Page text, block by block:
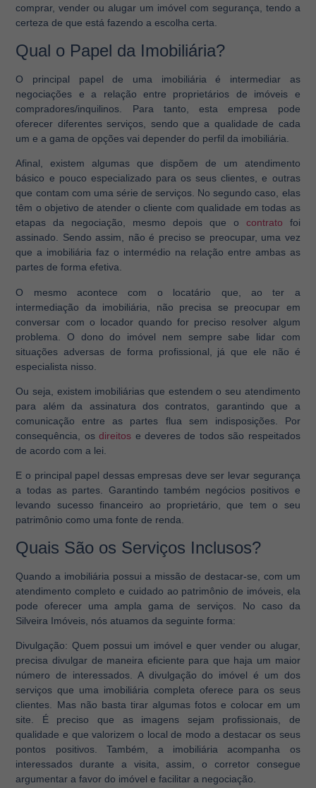
comprar, vender ou alugar um imóvel com segurança, tendo a
certeza de que está fazendo a escolha certa.
Qual o Papel da Imobiliária?
O principal papel de uma imobiliária é intermediar as
negociações e a relação entre proprietários de imóveis e
compradores/inquilinos. Para tanto, esta empresa pode
oferecer diferentes serviços, sendo que a qualidade de cada
um e a gama de opções vai depender do perfil da imobiliária.
Afinal, existem algumas que dispõem de um atendimento
básico e pouco especializado para os seus clientes, e outras
que contam com uma série de serviços. No segundo caso, elas
têm o objetivo de atender o cliente com qualidade em todas as
etapas da negociação, mesmo depois que o contrato foi
assinado. Sendo assim, não é preciso se preocupar, uma vez
que a imobiliária faz o intermédio na relação entre ambas as
partes de forma efetiva.
O mesmo acontece com o locatário que, ao ter a
intermediação da imobiliária, não precisa se preocupar em
conversar com o locador quando for preciso resolver algum
problema. O dono do imóvel nem sempre sabe lidar com
situações adversas de forma profissional, já que ele não é
especialista nisso.
Ou seja, existem imobiliárias que estendem o seu atendimento
para além da assinatura dos contratos, garantindo que a
comunicação entre as partes flua sem indisposições. Por
consequência, osdireitos e deveres de todos são respeitados
de acordo com a lei.
E o principal papel dessas empresas deve ser levar segurança
a todas as partes. Garantindo também negócios positivos e
levando sucesso financeiro ao proprietário, que tem o seu
patrimônio como uma fonte de renda.
Quais São os Serviços Inclusos?
Quando a imobiliária possui a missão de destacar-se, com um
atendimento completo e cuidado ao patrimônio de imóveis, ela
pode oferecer uma ampla gama de serviços. No caso da
Silveira Imóveis, nós atuamos da seguinte forma:
Divulgação: Quem possui um imóvel e quer vender ou alugar,
precisa divulgar de maneira eficiente para que haja um maior
número de interessados. A divulgação do imóvel é um dos
serviços que uma imobiliária completa oferece para os seus
clientes. Mas não basta tirar algumas fotos e colocar em um
site. É preciso que as imagens sejam profissionais, de
qualidade e que valorizem o local de modo a destacar os seus
pontos positivos. Também, a imobiliária acompanha os
interessados durante a visita, assim, o corretor consegue
argumentar a favor do imóvel e facilitar a negociação.